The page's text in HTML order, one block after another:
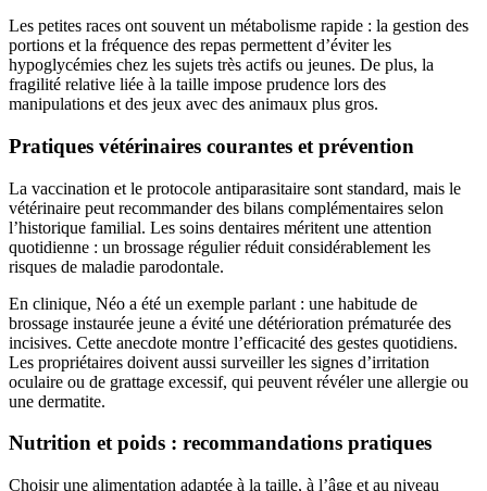
Les petites races ont souvent un métabolisme rapide : la gestion des
portions et la fréquence des repas permettent d’éviter les
hypoglycémies chez les sujets très actifs ou jeunes. De plus, la
fragilité relative liée à la taille impose prudence lors des
manipulations et des jeux avec des animaux plus gros.
Pratiques vétérinaires courantes et prévention
La vaccination et le protocole antiparasitaire sont standard, mais le
vétérinaire peut recommander des bilans complémentaires selon
l’historique familial. Les soins dentaires méritent une attention
quotidienne : un brossage régulier réduit considérablement les
risques de maladie parodontale.
En clinique, Néo a été un exemple parlant : une habitude de
brossage instaurée jeune a évité une détérioration prématurée des
incisives. Cette anecdote montre l’efficacité des gestes quotidiens.
Les propriétaires doivent aussi surveiller les signes d’irritation
oculaire ou de grattage excessif, qui peuvent révéler une allergie ou
une dermatite.
Nutrition et poids : recommandations pratiques
Choisir une alimentation adaptée à la taille, à l’âge et au niveau